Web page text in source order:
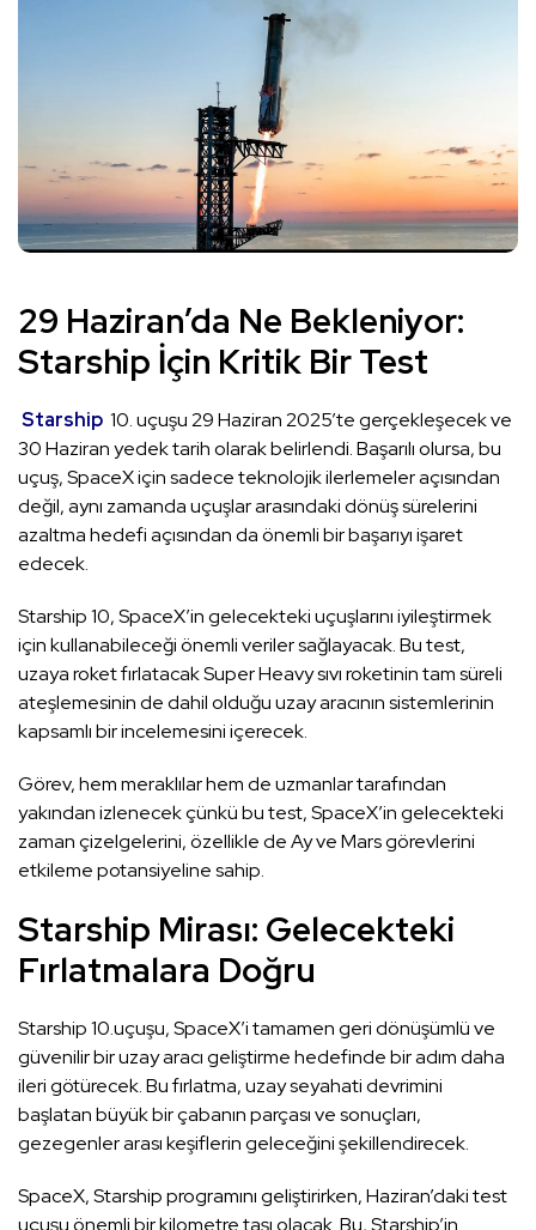
29 Haziran’da Ne Bekleniyor:
Starship İçin Kritik Bir Test
Starship 10. uçuşu 29 Haziran 2025’te gerçekleşecek ve
30 Haziran yedek tarih olarak belirlendi. Başarılı olursa, bu
uçuş, SpaceX için sadece teknolojik ilerlemeler açısından
değil, aynı zamanda uçuşlar arasındaki dönüş sürelerini
azaltma hedefi açısından da önemli bir başarıyı işaret
edecek.
Starship 10, SpaceX’in gelecekteki uçuşlarını iyileştirmek
için kullanabileceği önemli veriler sağlayacak. Bu test,
uzaya roket fırlatacak Super Heavy sıvı roketinin tam süreli
ateşlemesinin de dahil olduğu uzay aracının sistemlerinin
kapsamlı bir incelemesini içerecek.
Görev, hem meraklılar hem de uzmanlar tarafından
yakından izlenecek çünkü bu test, SpaceX’in gelecekteki
zaman çizelgelerini, özellikle de Ay ve Mars görevlerini
etkileme potansiyeline sahip.
Starship Mirası: Gelecekteki
Fırlatmalara Doğru
Starship 10.uçuşu, SpaceX’i tamamen geri dönüşümlü ve
güvenilir bir uzay aracı geliştirme hedefinde bir adım daha
ileri götürecek. Bu fırlatma, uzay seyahati devrimini
başlatan büyük bir çabanın parçası ve sonuçları,
gezegenler arası keşiflerin geleceğini şekillendirecek.
SpaceX, Starship programını geliştirirken, Haziran’daki test